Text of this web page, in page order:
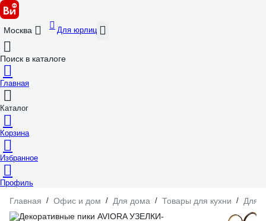
Москва Для юрлиц
Поиск в каталоге
Главная
Каталог
Корзина
Избранное
Профиль
Главная / Офис и дом / Для дома / Товары для кухни / Для